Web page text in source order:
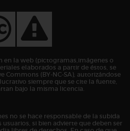
en la web (pictogramas,imágenes o
elaborados a partir de éstos, se
Commons (BY-NC-SA), autorizándose
siempre que se cite la fuente,
bajo la misma licencia.
no se hace responsable de la subida
si bien advierte que deben ser